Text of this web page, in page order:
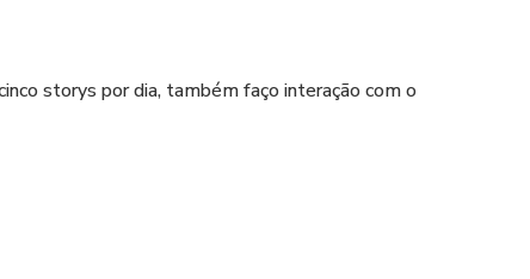
storys por dia, também faço interação com o